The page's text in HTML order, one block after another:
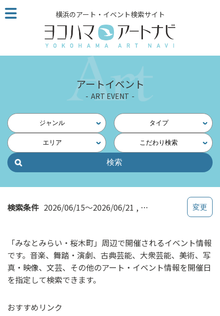
こ
の
ジ
読
他
ペ
の
横浜のアート・イベント検索サイト
アートイベント
ART EVENT
ジャンル タイプ
エリア こだわり検索
検索条件 2026/06/15～2026/06/21 みなとみらい・桜木
「みなとみらい・桜木町」周辺で開催されるイベント情報
です。音楽、舞踏・演劇、古典芸能、大衆芸能、美術、写
真・映像、文芸、その他のアート・イベント情報を開催日
を指定して検索できます。
おすすめリンク